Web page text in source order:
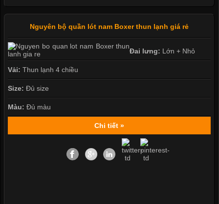
Nguyên bộ quần lót nam Boxer thun lạnh giá rẻ
Đai lưng: Lớn + Nhỏ
Vải: Thun lạnh 4 chiều
Size: Đủ size
Màu: Đủ màu
Chi tiết »